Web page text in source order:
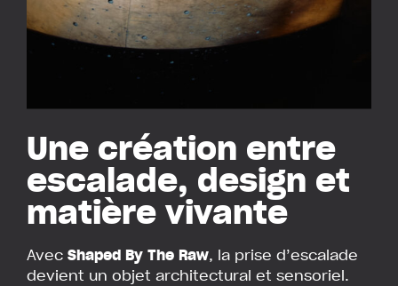
Une création entre
escalade, design et
matière vivante
Avec Shaped By The Raw, la prise d’escalade
devient un objet architectural et sensoriel.